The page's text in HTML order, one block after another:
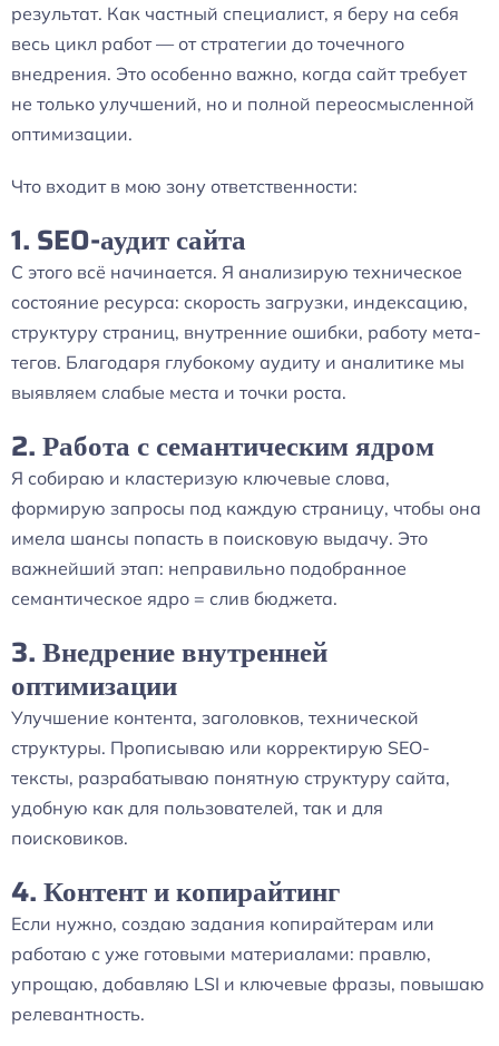
результат. Как частный специалист, я беру на себя
весь цикл работ — от стратегии до точечного
внедрения. Это особенно важно, когда сайт требует
не только улучшений, но и полной переосмысленной
оптимизации.
Что входит в мою зону ответственности:
1. SEO-аудит сайта
С этого всё начинается. Я анализирую техническое
состояние ресурса: скорость загрузки, индексацию,
структуру страниц, внутренние ошибки, работу мета-
тегов. Благодаря глубокому аудиту и аналитике мы
выявляем слабые места и точки роста.
2. Работа с семантическим ядром
Я собираю и кластеризую ключевые слова,
формирую запросы под каждую страницу, чтобы она
имела шансы попасть в поисковую выдачу. Это
важнейший этап: неправильно подобранное
семантическое ядро = слив бюджета.
3. Внедрение внутренней
оптимизации
Улучшение контента, заголовков, технической
структуры. Прописываю или корректирую SEO-
тексты, разрабатываю понятную структуру сайта,
удобную как для пользователей, так и для
поисковиков.
4. Контент и копирайтинг
Если нужно, создаю задания копирайтерам или
работаю с уже готовыми материалами: правлю,
упрощаю, добавляю LSI и ключевые фразы, повышаю
релевантность.